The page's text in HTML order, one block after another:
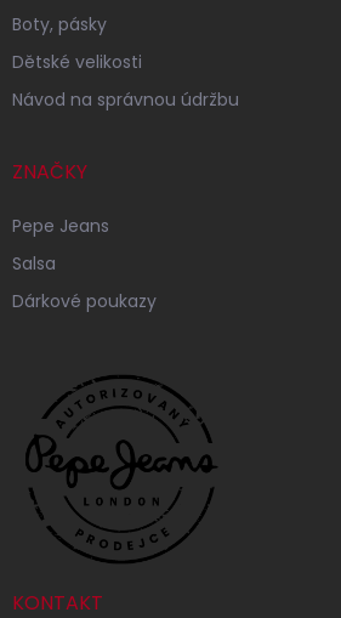
Boty, pásky
Dětské velikosti
Návod na správnou údržbu
ZNAČKY
Pepe Jeans
Salsa
Dárkové poukazy
KONTAKT